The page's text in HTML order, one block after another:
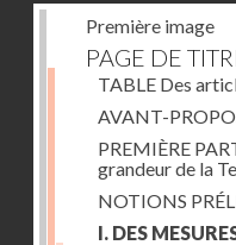
Première image
PAGE DE
TABLE Des
AVANT-
PREMIÈRE
grandeur de la
NOTIONS
I. DES